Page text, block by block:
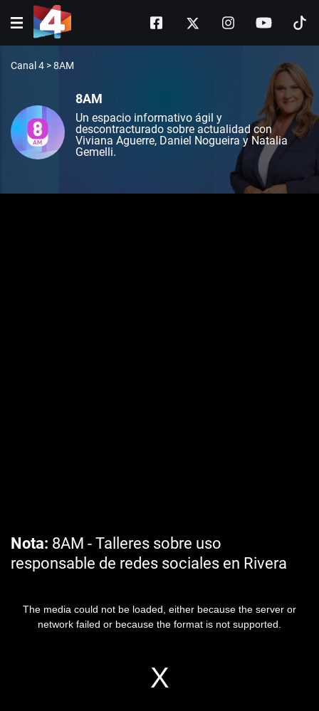
Canal 4 >8AM
8AM
Un espacio informativo ágil y
descontracturado sobre actualidad con
Viviana Aguerre, Daniel Nogueira y Natalia
Gemelli.
Nota 8AM - Talleres sobre uso
responsable de redes sociales en Rivera
The media could not be loaded, either because the server or
network failed or because the format is not supported.